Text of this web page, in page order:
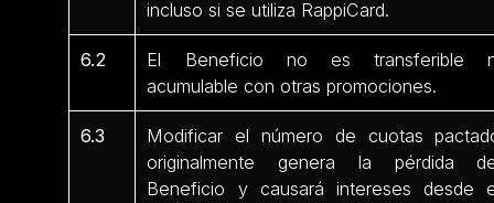
incluso si se utiliza RappiCard.
6.2
El Beneficio no es transferible
acumulable con otras promociones.
6.3
Modificar el número de cuotas
originalmente genera la pérdida
Beneficio y causará intereses desde